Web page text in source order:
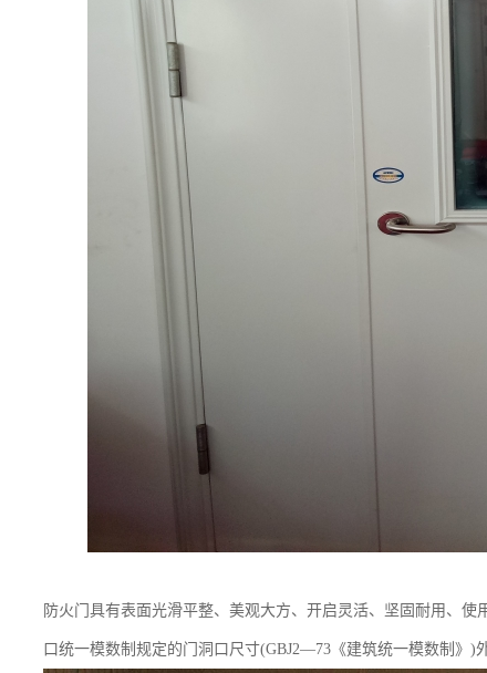
防火门具有表面光滑平整、美观大方、开启灵活、坚固耐用、
口统一模数制规定的门洞口尺寸(GBJ2—73《建筑统一模数制》)